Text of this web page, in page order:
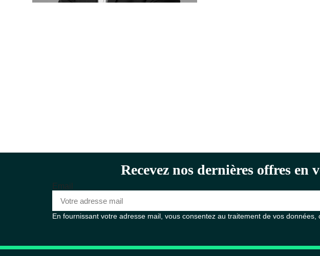
Recevez nos dernières offres
Email
En fournissant votre adresse mail, vous consentez au traitement de vos données,